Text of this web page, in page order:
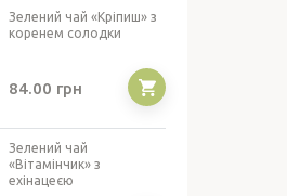
Зелений чай «Кріпиш» з
коренем солодки
84.00 грн
Зелений чай
«Вітамінчик» з
ехінацеєю